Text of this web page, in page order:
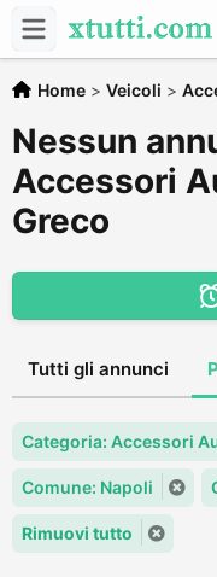
Home > Veicoli >
Nessun
Accessori
Greco
Tutti gli annunci
Categoria: Accessori
Comune: Napoli
Rimuovi tutto